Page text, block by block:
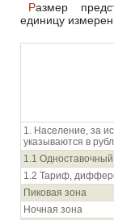
Размер представленных тарифов включает НДС. За
единицу
1. Население, за
указываются в
1.1
1.2 Тариф,
Пиковая зона
Ночная зона